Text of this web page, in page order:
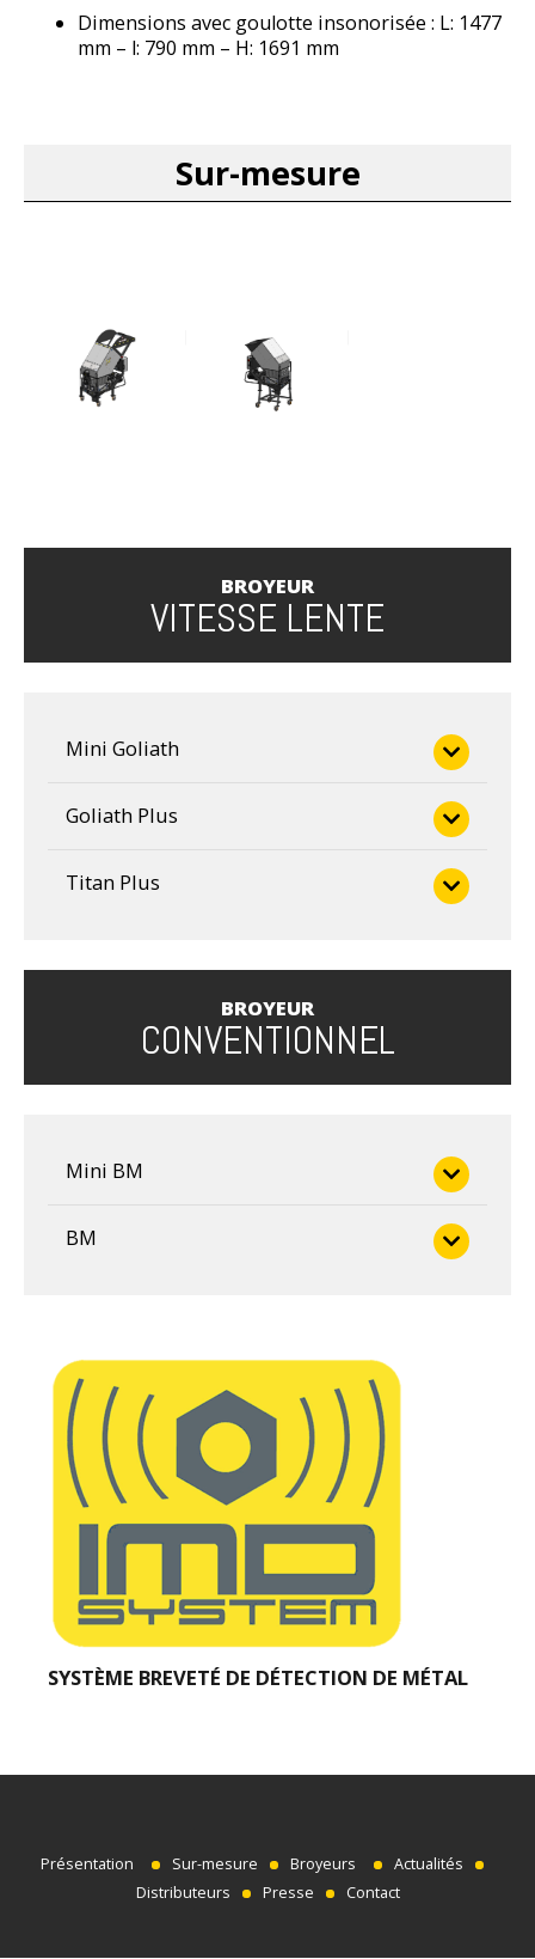
BROYEUR
VITESSE LENTE
Mini Goliath
Mini 1
Goliath Plus
Gplus 1
Titan Plus
BROYEUR
CONVENTIONNEL
Mini BM
Mini BM
BM
SYSTÈME BREVETÉ DE DÉTECTION DE MÉTAL
Dimensions avec goulotte insonorisée : L: 1477
mm – l: 790 mm – H: 1691 mm
Sur-mesure
Présentation Sur-mesure Broyeurs
Actualités
Distributeurs
Presse Contact